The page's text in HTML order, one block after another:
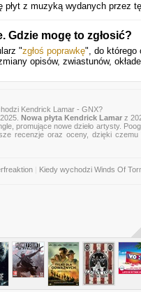
płyt z muzyką wydanych przez
Gdzie mogę to zgłosić?
"zgłoś poprawkę", do którego
opisów, zwiastunów,
Kendrick Lamar - GNX?
Nowa płyta Kendrick Lamar z
promujące nowe dzieło artysty.
recenzje oraz oceny, dzięki
Kiedy wychodzi Winds Of